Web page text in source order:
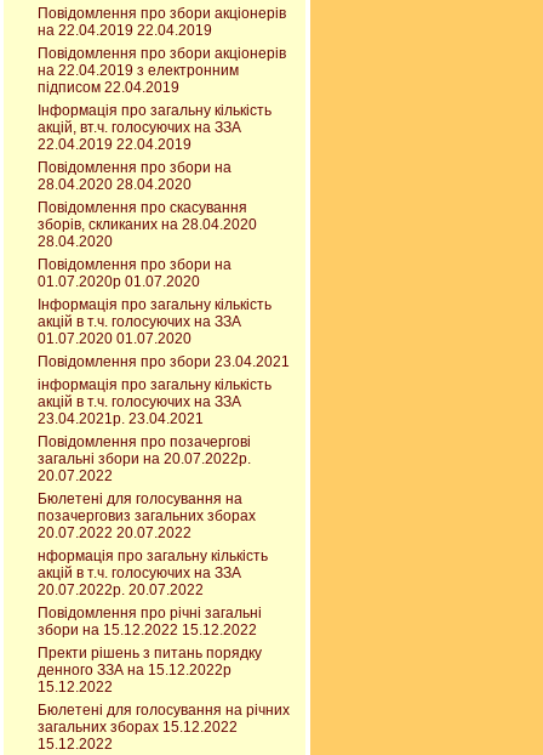
Повідомлення про збори акціонерів
на 22.04.2019 22.04.2019
Повідомлення про збори акціонерів
на 22.04.2019 з електронним
підписом 22.04.2019
Інформація про загальну кількість
акцій, вт.ч. голосуючих на ЗЗА
22.04.2019 22.04.2019
Повідомлення про збори на
28.04.2020 28.04.2020
Повідомлення про скасування
зборів, скликаних на 28.04.2020
28.04.2020
Повідомлення про збори на
01.07.2020р 01.07.2020
Інформація про загальну кількість
акцій в т.ч. голосуючих на ЗЗА
01.07.2020 01.07.2020
Повідомлення про збори 23.04.2021
інформація про загальну кількість
акцій в т.ч. голосуючих на ЗЗА
23.04.2021р. 23.04.2021
Повідомлення про позачергові
загальні збори на 20.07.2022р.
20.07.2022
Бюлетені для голосування на
позачерговиз загальних зборах
20.07.2022 20.07.2022
нформація про загальну кількість
акцій в т.ч. голосуючих на ЗЗА
20.07.2022р. 20.07.2022
Повідомлення про річні загальні
збори на 15.12.2022 15.12.2022
Пректи рішень з питань порядку
денного ЗЗА на 15.12.2022р
15.12.2022
Бюлетені для голосування на річних
загальних зборах 15.12.2022
15.12.2022